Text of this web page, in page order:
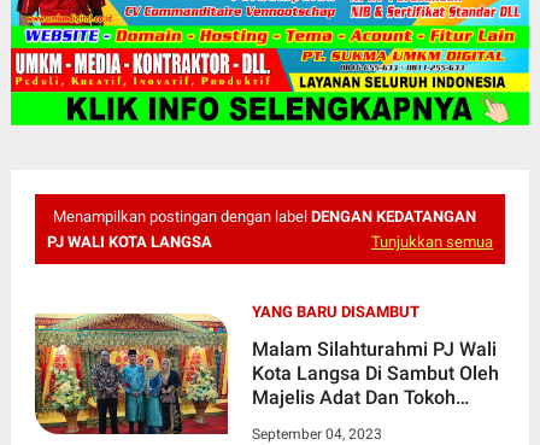
Menampilkan postingan dengan label DENGAN KEDATANGAN
PJ WALI KOTA LANGSA
Tunjukkan semua
YANG BARU DISAMBUT
Malam Silahturahmi PJ Wali
Kota Langsa Di Sambut Oleh
Majelis Adat Dan Tokoh
September 04, 2023